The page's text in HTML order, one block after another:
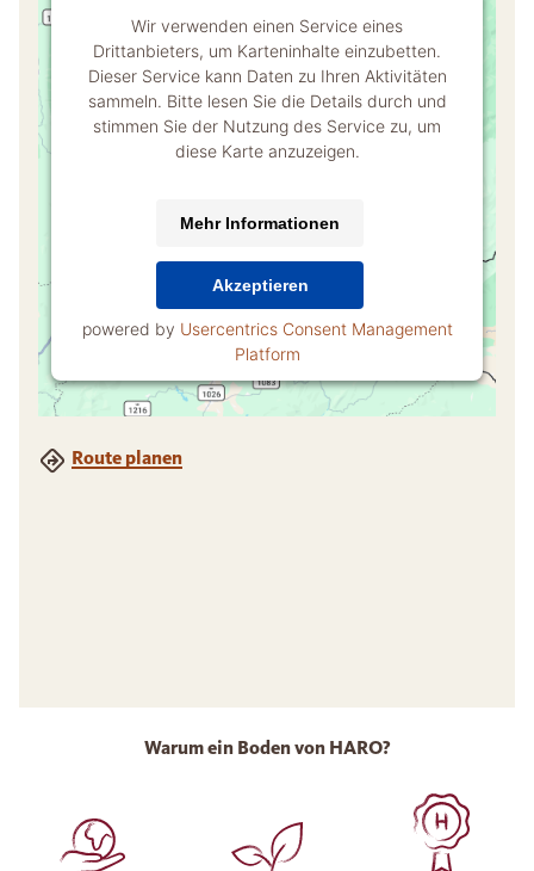
Wir verwenden einen Service eines
Drittanbieters, um Karteninhalte einzubetten.
Dieser Service kann Daten zu Ihren Aktivitäten
sammeln. Bitte lesen Sie die Details durch und
stimmen Sie der Nutzung des Service zu, um
diese Karte anzuzeigen.
Mehr Informationen
Akzeptieren
powered by Usercentrics Consent Management
Platform
Route planen
Warum ein Boden von HARO?